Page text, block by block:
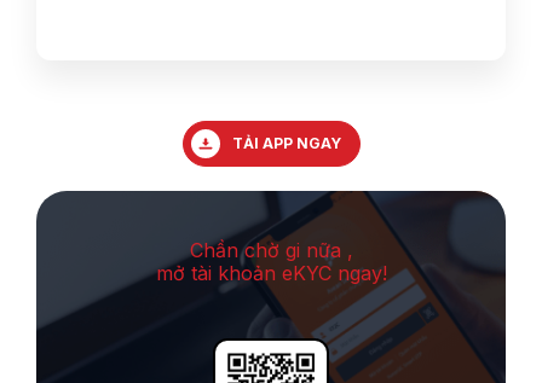
TẢI APP NGAY
Chần chờ gi nữa ,
mở tài khoản eKYC ngay!